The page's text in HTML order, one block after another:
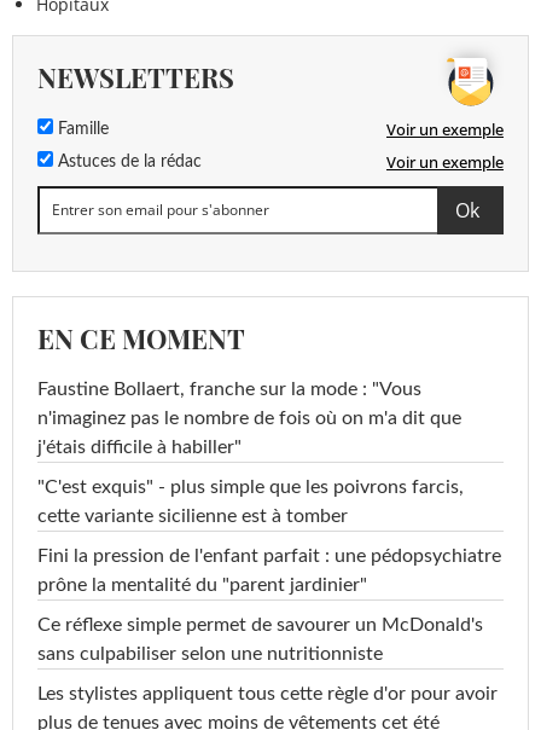
NEWSLETTERS
Famille Voir un exemple
Astuces de la rédac Voir un exemple
EN CE MOMENT
Faustine Bollaert, franche sur la mode : "Vous
n'imaginez pas le nombre de fois où on m'a dit que
j'étais difficile à habiller"
"C'est exquis" - plus simple que les poivrons farcis,
cette variante sicilienne est à tomber
Fini la pression de l'enfant parfait : une pédopsychiatre
prône la mentalité du "parent jardinier"
Ce réflexe simple permet de savourer un McDonald's
sans culpabiliser selon une nutritionniste
Les stylistes appliquent tous cette règle d'or pour avoir
plus de tenues avec moins de vêtements cet été